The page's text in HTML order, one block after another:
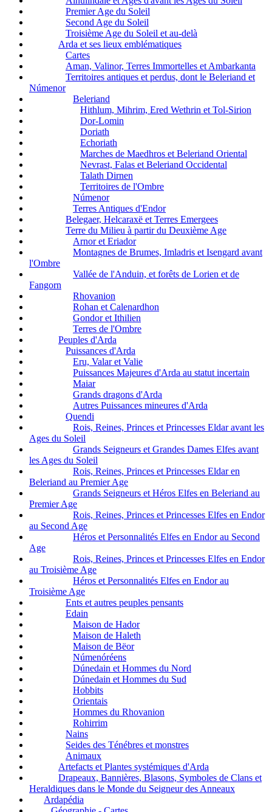
Premier Age du Soleil
Second Age du Soleil
Troisième Age du Soleil et au-delà
Arda et ses lieux emblématiques
Cartes
Aman, Valinor, Terres Immortelles et Ambarkanta
Territoires antiques et perdus, dont le Beleriand et
Númenor
Beleriand
Hithlum, Mihrim, Ered Wethrin et Tol-Sirion
Dor-Lomin
Doriath
Echoriath
Marches de Maedhros et Beleriand Oriental
Nevrast, Falas et Beleriand Occidental
Talath Dirnen
Territoires de l'Ombre
Númenor
Terres Antiques d'Endor
Belegaer, Helcaraxë et Terres Emergees
Terre du Milieu à partir du Deuxième Age
Arnor et Eriador
Montagnes de Brumes, Imladris et Isengard avant
l'Ombre
Vallée de l'Anduin, et forêts de Lorien et de
Fangorn
Rhovanion
Rohan et Calenardhon
Gondor et Ithilien
Terres de l'Ombre
Peuples d'Arda
Puissances d'Arda
Eru, Valar et Valie
Puissances Majeures d'Arda au statut incertain
Maiar
Grands dragons d'Arda
Autres Puissances mineures d'Arda
Quendi
Rois, Reines, Princes et Princesses Eldar avant les
Ages du Soleil
Grands Seigneurs et Grandes Dames Elfes avant
les Ages du Soleil
Rois, Reines, Princes et Princesses Eldar en
Beleriand au Premier Age
Grands Seigneurs et Héros Elfes en Beleriand au
Premier Age
Rois, Reines, Princes et Princesses Elfes en Endor
au Second Age
Héros et Personnalités Elfes en Endor au Second
Age
Rois, Reines, Princes et Princesses Elfes en Endor
au Troisième Age
Héros et Personnalités Elfes en Endor au
Troisième Age
Ents et autres peuples pensants
Edain
Maison de Hador
Maison de Haleth
Maison de Bëor
Númenóréens
Dúnedain et Hommes du Nord
Dúnedain et Hommes du Sud
Hobbits
Orientais
Hommes du Rhovanion
Rohirrim
Nains
Seides des Ténébres et monstres
Animaux
Artefacts et Plantes systémiques d'Arda
Drapeaux, Bannières, Blasons, Symboles de Clans et
Heraldiques dans le Monde du Seigneur des Anneaux
Ardapédia